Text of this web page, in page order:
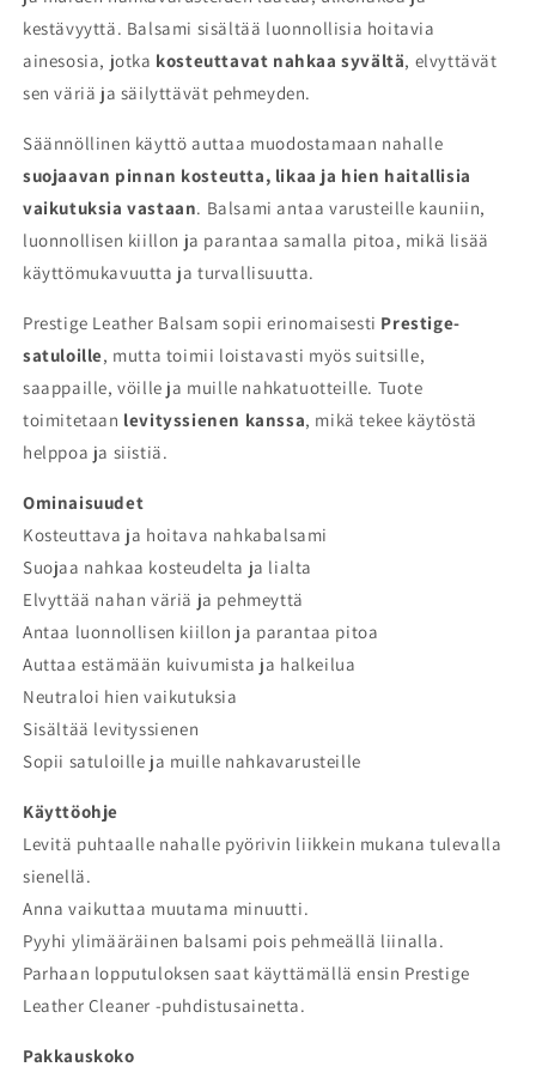
kestävyyttä. Balsami sisältää luonnollisia hoitavia
ainesosia, jotka kosteuttavat nahkaa syvältä, elvyttävät
sen väriä ja säilyttävät pehmeyden.
Säännöllinen käyttö auttaa muodostamaan nahalle
suojaavan pinnan kosteutta, likaa ja hien haitallisia
vaikutuksia vastaan. Balsami antaa varusteille kauniin,
luonnollisen kiillon ja parantaa samalla pitoa, mikä lisää
käyttömukavuutta ja turvallisuutta.
Prestige Leather Balsam sopii erinomaisesti Prestige-
satuloille, mutta toimii loistavasti myös suitsille,
saappaille, vöille ja muille nahkatuotteille. Tuote
toimitetaan levityssienen kanssa, mikä tekee käytöstä
helppoa ja siistiä.
Ominaisuudet
Kosteuttava ja hoitava nahkabalsami
Suojaa nahkaa kosteudelta ja lialta
Elvyttää nahan väriä ja pehmeyttä
Antaa luonnollisen kiillon ja parantaa pitoa
Auttaa estämään kuivumista ja halkeilua
Neutraloi hien vaikutuksia
Sisältää levityssienen
Sopii satuloille ja muille nahkavarusteille
Käyttöohje
Levitä puhtaalle nahalle pyörivin liikkein mukana tulevalla
sienellä.
Anna vaikuttaa muutama minuutti.
Pyyhi ylimääräinen balsami pois pehmeällä liinalla.
Parhaan lopputuloksen saat käyttämällä ensin Prestige
Leather Cleaner -puhdistusainetta.
Pakkauskoko